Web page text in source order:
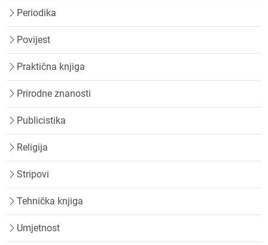
Periodika
Povijest
Praktična knjiga
Prirodne znanosti
Publicistika
Religija
Stripovi
Tehnička knjiga
Umjetnost